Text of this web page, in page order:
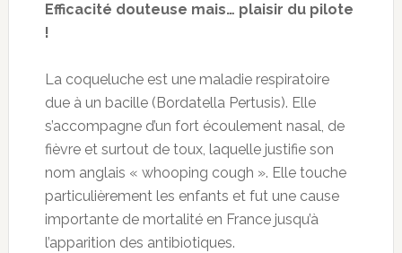
Efficacité douteuse mais… plaisir du pilote
!
La coqueluche est une maladie respiratoire
due à un bacille (Bordatella Pertusis). Elle
s’accompagne d’un fort écoulement nasal, de
fièvre et surtout de toux, laquelle justifie son
nom anglais « whooping cough ». Elle touche
particulièrement les enfants et fut une cause
importante de mortalité en France jusqu’à
l’apparition des antibiotiques.